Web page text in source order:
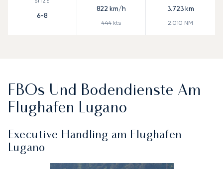
6-8
822 km/h
444 kts
3.723km
2.010 NM
FBOs Und Bodendienste Am
Flughafen Lugano
Executive Handling am Flughafen
Lugano